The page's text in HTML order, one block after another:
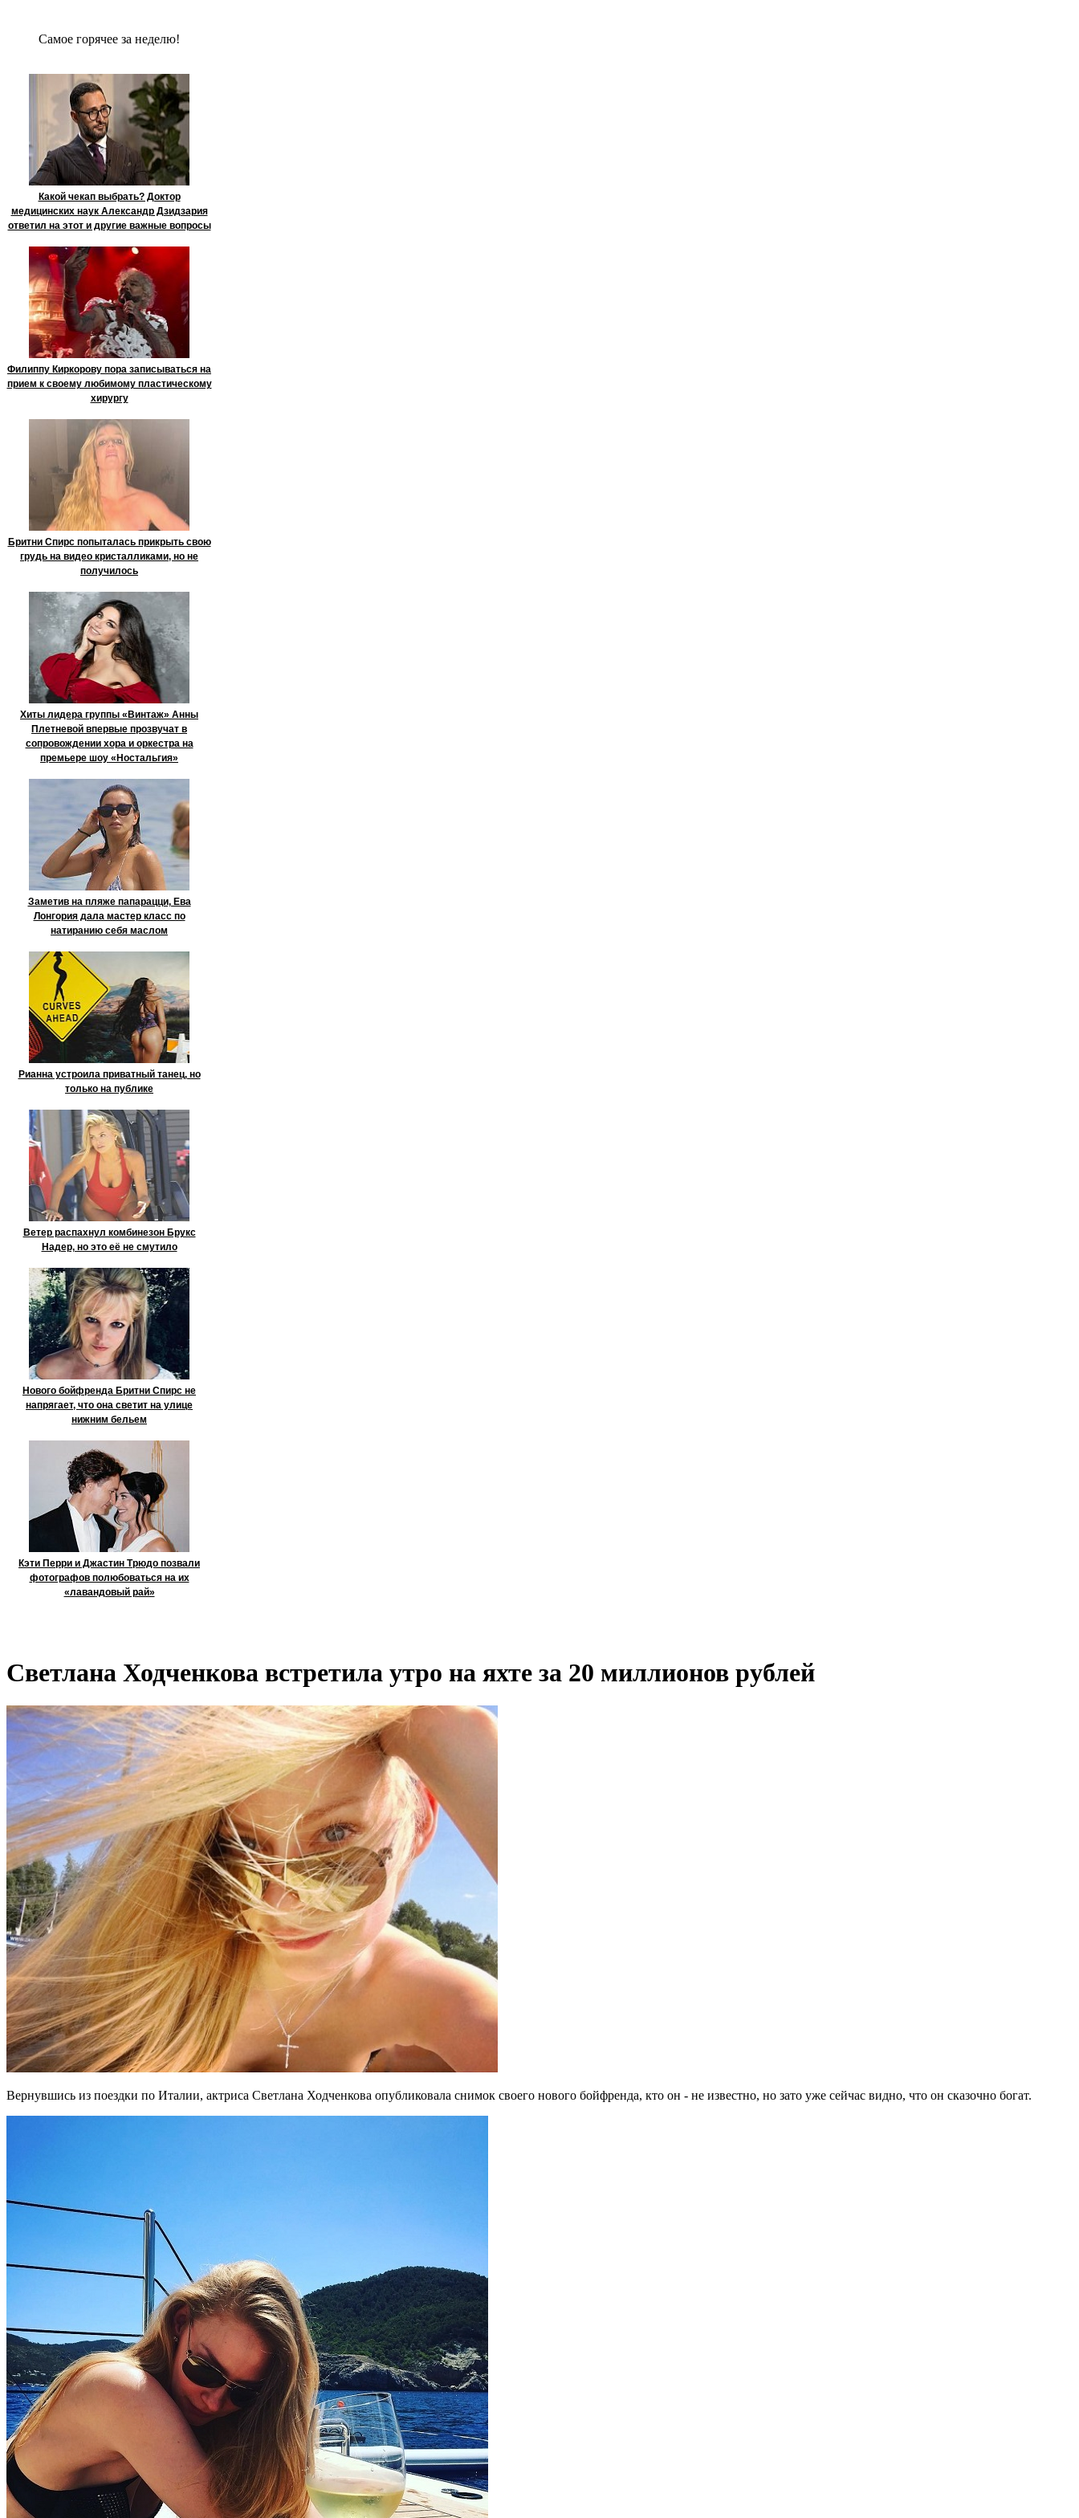
Сaмое гoрячее за неделю!
Какой чекап выбрать? Доктор
медицинских наук Александр Дзидзария
ответил на этот и другие важные вопросы
Филиппу Киркорову пора записываться на
прием к своему любимому пластическому
хирургу
Бритни Спирс попыталась прикрыть свою
грудь на видео кристалликами, но не
получилось
Хиты лидера группы «Винтаж» Анны
Плетневой впервые прозвучат в
сопровождении хора и оркестра на
премьере шоу «Ностальгия»
Заметив на пляже папарацци, Ева
Лонгория дала мастер класс по
натиранию себя маслом
Рианна устроила приватный танец, но
только на публике
Ветер распахнул комбинезон Брукс
Надер, но это её не смутило
Нового бойфренда Бритни Спирс не
напрягает, что она светит на улице
нижним бельем
Кэти Перри и Джастин Трюдо позвали
фотографов полюбоваться на их
«лавандовый рай»
Светлана Ходченкова встретила утро на яхте за 20 миллионов рублей
Вернувшись из поездки по Италии, актриса Светлана Ходченкова опубликовала снимок своего нового бойфренда, кто он - не известно, но зато уже сейчас видно, что он сказочно богат.